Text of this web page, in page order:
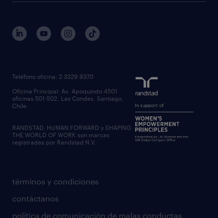
servicios transitorios
executive search
inclusión laboral
gobierno corporativo
contáctanos
regístrate candidato
términos y condiciones
contáctanos
política de comunicación de malas conductas
Teléfono oficina: 2 3329 9370
Oficina Principal: Av. Apoquindo 4501
oficinas 501-502, Las Condes, Santiago,
Chile.
RANDSTAD, HUMAN FORWARD y SHAPING
THE WORLD OF WORK son marcas
registradas por Randstad N.V.